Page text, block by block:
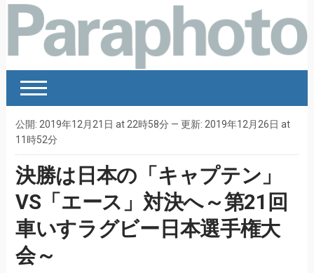
公開: 2019年12月21日 at 22時58分 — 更新: 2019年12月26日 at
11時52分
決勝は日本の「キャプテン」
VS「エース」対決へ～第21回
車いすラグビー日本選手権大
会～